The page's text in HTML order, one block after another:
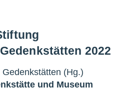
2022
(Hg.)
und Museum